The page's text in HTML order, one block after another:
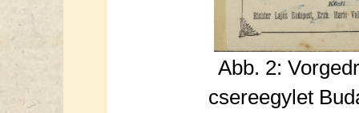
Abb. 2:
csereegylet